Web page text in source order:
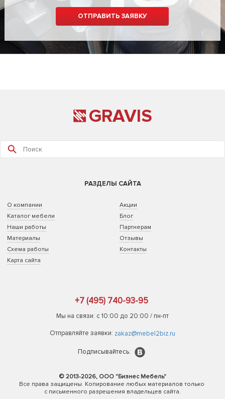
GRAVIS
РАЗДЕЛЫ САЙТА
О компании
Каталог мебели
Наши работы
Материалы
Схема работы
Карта сайта
Акции
Блог
Партнерам
Отзывы
Контакты
+7 (495) 740-93-95
Мы на связи: с 10:00 до 20:00 / пн-пт
Отправляйте заявки: zakaz@mebel2biz.ru
Подписывайтесь:
© 2013-2026, ООО "Бизнес Мебель"
Все права защищены. Копирование любых материалов только
с письменного разрешения владельцев сайта.